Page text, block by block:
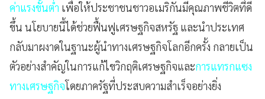
ค่าแรงขั้นต่ำ เพื่อให้ประชาชนชาวอเมริกันมีคุณภาพชีวิตที่ดี
ขึ้น นโยบายนี้ได้ช่วยฟื้นฟูเศรษฐกิจสหรัฐ และนำประเทศ
กลับมาผงาดในฐานะผู้นำทางเศรษฐกิจโลกอีกครั้ง กลายเป็น
ตัวอย่างสำคัญในการแก้ไขวิกฤติเศรษฐกิจและการแทรกแซง
ทางเศรษฐกิจโดยภาครัฐที่ประสบความสำเร็จอย่างยิ่ง